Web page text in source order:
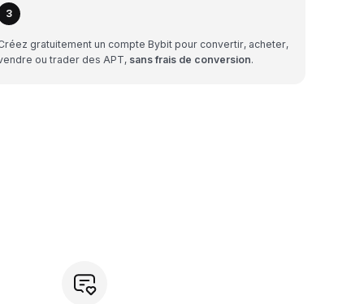
3
gratuitement un compte Bybit pour convertir, acheter,
ou trader des APT, sans frais de conversion.